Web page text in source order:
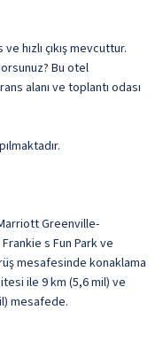
hızlı çıkış mevcuttur.
Bu otel
alanı ve toplantı odası
Greenville-
s Fun Park ve
mesafesinde konaklama
ile 9 km (5,6 mil) ve
mesafede.